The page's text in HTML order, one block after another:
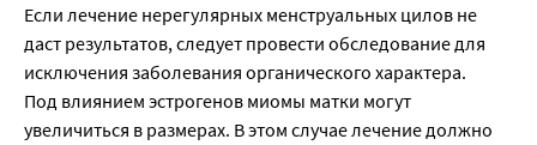
Если лечение нерегулярных менструальных цилов не
даст результатов, следует провести обследование для
исключения заболевания органического характера.
Под влиянием эстрогенов миомы матки могут
увеличиться в размерах. В этом случае лечение должно